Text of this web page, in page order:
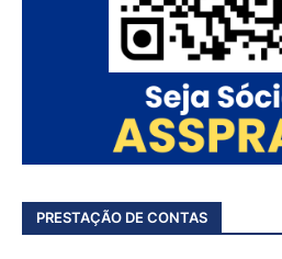
PRESTAÇÃO DE CONTAS